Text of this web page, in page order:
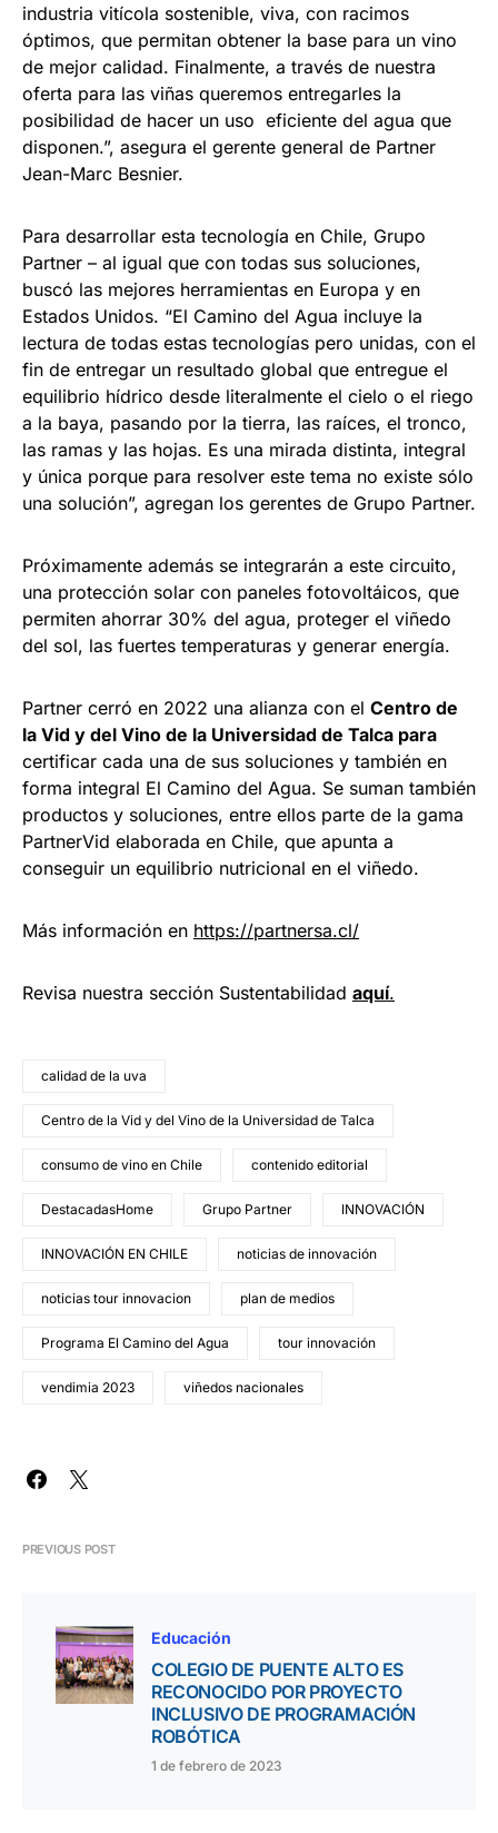
industria vitícola sostenible, viva, con racimos
óptimos, que permitan obtener la base para un vino
de mejor calidad. Finalmente, a través de nuestra
oferta para las viñas queremos entregarles la
posibilidad de hacer un uso eficiente del agua que
disponen.”, asegura el gerente general de Partner
Jean-Marc Besnier.
Para desarrollar esta tecnología en Chile, Grupo
Partner – al igual que con todas sus soluciones,
buscó las mejores herramientas en Europa y en
Estados Unidos. “El Camino del Agua incluye la
lectura de todas estas tecnologías pero unidas, con el
fin de entregar un resultado global que entregue el
equilibrio hídrico desde literalmente el cielo o el riego
a la baya, pasando por la tierra, las raíces, el tronco,
las ramas y las hojas. Es una mirada distinta, integral
y única porque para resolver este tema no existe sólo
una solución”, agregan los gerentes de Grupo Partner.
Próximamente además se integrarán a este circuito,
una protección solar con paneles fotovoltáicos, que
permiten ahorrar 30% del agua, proteger el viñedo
del sol, las fuertes temperaturas y generar energía.
Partner cerró en 2022 una alianza con el Centro de
la Vid y del Vino de la Universidad de Talca para
certificar cada una de sus soluciones y también en
forma integral El Camino del Agua. Se suman también
productos y soluciones, entre ellos parte de la gama
PartnerVid elaborada en Chile, que apunta a
conseguir un equilibrio nutricional en el viñedo.
Más información en https://partnersa.cl/
Revisa nuestra sección Sustentabilidad aquí.
calidad de la uva
Centro de la Vid y del Vino de la Universidad de Talca
consumo de vino en Chile contenido editorial
DestacadasHome Grupo Partner INNOVACIÓN
INNOVACIÓN EN CHILE noticias de innovación
noticias tour innovacion plan de medios
Programa El Camino del Agua tour innovación
vendimia 2023 viñedos nacionales
PREVIOUS POST
Educación
COLEGIO DE PUENTE ALTO ES
RECONOCIDO POR PROYECTO
INCLUSIVO DE PROGRAMACIÓN
ROBÓTICA
1 de febrero de 2023